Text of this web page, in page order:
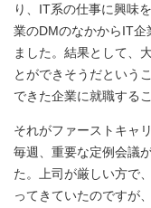
り、IT系の仕事に興味
業のDMのなかからIT
ました。結果として、
とができそうだという
できた企業に就職する
それがファーストキャ
毎週、重要な定例会議
た。上司が厳しい方で
ってきていたのですが